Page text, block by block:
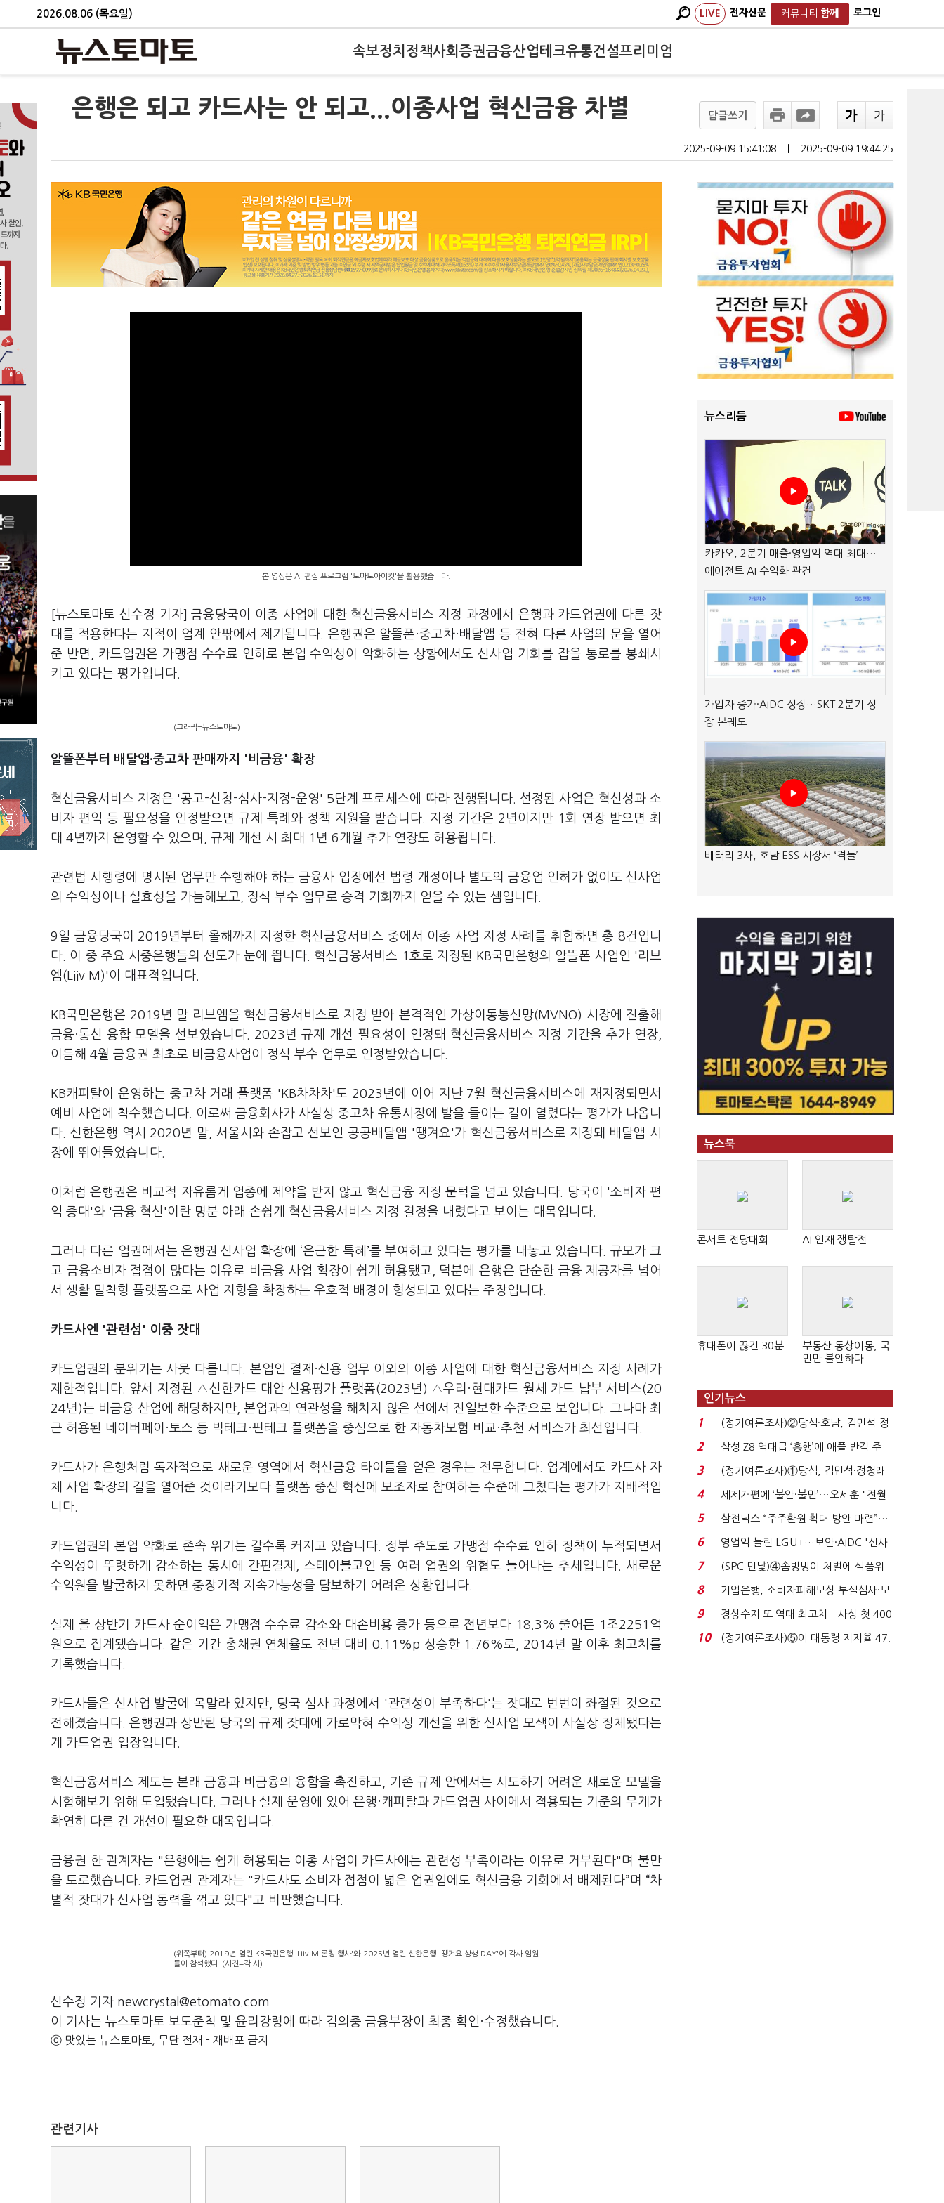
2026.08.06 (목요일) LIVE 전자신문 커뮤니티 함께 로그인
속보정치 정책사회 증권금융산업테크유통건설프리미엄
은행은 되고 카드사는 안 되고...이종사업 혁신금융 차별 답글쓰기
2025-09-09 15:41:08 2025-09-09 19:44:25
본 영상은 AI 편집 프로그램 '토마토아이컷'을 활용했습니다.
[뉴스토마토 신수정 기자] 금융당국이 이종 사업에 대한 혁신금융서비스 지정 과정에서 은행과 카드업권에 다른 잣
대를 적용한다는 지적이 업계 안팎에서 제기됩니다. 은행권은 알뜰폰·중고차·배달앱 등 전혀 다른 사업의 문을 열어
준 반면, 카드업권은 가맹점 수수료 인하로 본업 수익성이 악화하는 상황에서도 신사업 기회를 잡을 통로를 봉쇄시
키고 있다는 평가입니다.
(그래픽=뉴스토마토)
알뜰폰부터 배달앱·중고차 판매까지 '비금융' 확장
혁신금융서비스 지정은 '공고-신청-심사-지정-운영' 5단계 프로세스에 따라 진행됩니다. 선정된 사업은 혁신성과 소
비자 편익 등 필요성을 인정받으면 규제 특례와 정책 지원을 받습니다. 지정 기간은 2년이지만 1회 연장 받으면 최
대 4년까지 운영할 수 있으며, 규제 개선 시 최대 1년 6개월 추가 연장도 허용됩니다.
관련법 시행령에 명시된 업무만 수행해야 하는 금융사 입장에선 법령 개정이나 별도의 금융업 인허가 없이도 신사업
의 수익성이나 실효성을 가늠해보고, 정식 부수 업무로 승격 기회까지 얻을 수 있는 셈입니다.
9일 금융당국이 2019년부터 올해까지 지정한 혁신금융서비스 중에서 이종 사업 지정 사례를 취합하면 총 8건입니
다. 이 중 주요 시중은행들의 선도가 눈에 띕니다. 혁신금융서비스 1호로 지정된 KB국민은행의 알뜰폰 사업인 '리브
엠(Liiv M)'이 대표적입니다.
KB국민은행은 2019년 말 리브엠을 혁신금융서비스로 지정 받아 본격적인 가상이동통신망(MVNO) 시장에 진출해
금융·통신 융합 모델을 선보였습니다. 2023년 규제 개선 필요성이 인정돼 혁신금융서비스 지정 기간을 추가 연장,
이듬해 4월 금융권 최초로 비금융사업이 정식 부수 업무로 인정받았습니다.
KB캐피탈이 운영하는 중고차 거래 플랫폼 'KB차차차'도 2023년에 이어 지난 7월 혁신금융서비스에 재지정되면서
예비 사업에 착수했습니다. 이로써 금융회사가 사실상 중고차 유통시장에 발을 들이는 길이 열렸다는 평가가 나옵니
다. 신한은행 역시 2020년 말, 서울시와 손잡고 선보인 공공배달앱 '땡겨요'가 혁신금융서비스로 지정돼 배달앱 시
장에 뛰어들었습니다.
이처럼 은행권은 비교적 자유롭게 업종에 제약을 받지 않고 혁신금융 지정 문턱을 넘고 있습니다. 당국이 '소비자 편
익 증대'와 '금융 혁신'이란 명분 아래 손쉽게 혁신금융서비스 지정 결정을 내렸다고 보이는 대목입니다.
그러나 다른 업권에서는 은행권 신사업 확장에 ‘은근한 특혜’를 부여하고 있다는 평가를 내놓고 있습니다. 규모가 크
고 금융소비자 접점이 많다는 이유로 비금융 사업 확장이 쉽게 허용됐고, 덕분에 은행은 단순한 금융 제공자를 넘어
서 생활 밀착형 플랫폼으로 사업 지형을 확장하는 우호적 배경이 형성되고 있다는 주장입니다.
카드사엔 '관련성' 이중 잣대
카드업권의 분위기는 사뭇 다릅니다. 본업인 결제·신용 업무 이외의 이종 사업에 대한 혁신금융서비스 지정 사례가
제한적입니다. 앞서 지정된 △신한카드 대안 신용평가 플랫폼(2023년) △우리·현대카드 월세 카드 납부 서비스(20
24년)는 비금융 산업에 해당하지만, 본업과의 연관성을 해치지 않은 선에서 진일보한 수준으로 보입니다. 그나마 최
근 허용된 네이버페이·토스 등 빅테크·핀테크 플랫폼을 중심으로 한 자동차보험 비교·추천 서비스가 최선입니다.
카드사가 은행처럼 독자적으로 새로운 영역에서 혁신금융 타이틀을 얻은 경우는 전무합니다. 업계에서도 카드사 자
체 사업 확장의 길을 열어준 것이라기보다 플랫폼 중심 혁신에 보조자로 참여하는 수준에 그쳤다는 평가가 지배적입
니다.
카드업권의 본업 약화로 존속 위기는 갈수록 커지고 있습니다. 정부 주도로 가맹점 수수료 인하 정책이 누적되면서
수익성이 뚜렷하게 감소하는 동시에 간편결제, 스테이블코인 등 여러 업권의 위협도 늘어나는 추세입니다. 새로운
수익원을 발굴하지 못하면 중장기적 지속가능성을 담보하기 어려운 상황입니다.
실제 올 상반기 카드사 순이익은 가맹점 수수료 감소와 대손비용 증가 등으로 전년보다 18.3% 줄어든 1조2251억
원으로 집계됐습니다. 같은 기간 총채권 연체율도 전년 대비 0.11%p 상승한 1.76%로, 2014년 말 이후 최고치를
기록했습니다.
카드사들은 신사업 발굴에 목말라 있지만, 당국 심사 과정에서 '관련성이 부족하다'는 잣대로 번번이 좌절된 것으로
전해졌습니다. 은행권과 상반된 당국의 규제 잣대에 가로막혀 수익성 개선을 위한 신사업 모색이 사실상 정체됐다는
게 카드업권 입장입니다.
혁신금융서비스 제도는 본래 금융과 비금융의 융합을 촉진하고, 기존 규제 안에서는 시도하기 어려운 새로운 모델을
시험해보기 위해 도입됐습니다. 그러나 실제 운영에 있어 은행·캐피탈과 카드업권 사이에서 적용되는 기준의 무게가
확연히 다른 건 개선이 필요한 대목입니다.
금융권 한 관계자는 "은행에는 쉽게 허용되는 이종 사업이 카드사에는 관련성 부족이라는 이유로 거부된다"며 불만
을 토로했습니다. 카드업권 관계자는 "카드사도 소비자 접점이 넓은 업권임에도 혁신금융 기회에서 배제된다”며 “차
별적 잣대가 신사업 동력을 꺾고 있다"고 비판했습니다.
(위쪽부터) 2019년 열린 KB국민은행 'Liiv M 론칭 행사'와 2025년 열린 신한은행 '땡겨요 상생 DAY'에 각사 임원
들이 참석했다. (사진=각 사)
신수정 기자 newcrystal@etomato.com
이 기사는 뉴스토마토 보도준칙 및 윤리강령에 따라 김의중 금융부장이 최종 확인·수정했습니다.
ⓒ 맛있는 뉴스토마토, 무단 전재 - 재배포 금지
관련기사
뉴스리듬
카카오, 2분기 매출·영업익 역대 최대…
에이전트 AI 수익화 관건
가입자 증가·AIDC 성장…SKT 2분기 성
장 본궤도
배터리 3사, 호남 ESS 시장서 ‘격돌’
뉴스북
콘서트 전당대회 AI 인재 쟁탈전
휴대폰이 끊긴 30분
부동산 동상이몽, 국
민만 불안하다
인기뉴스
1
(정기여론조사)②당심·호남, 김민석-정
청래 '초접전'...
2
삼성 Z8 역대급 ‘흥행’에 애플 반격 주
목…9월 ‘폴...
3
(정기여론조사)①당심, 김민석·정청래
'초접전'…대통령 ...
4
세제개편에 ‘불안·불만’…오세훈 "전월
세 구하기 더 ...
5
삼전닉스 “주주환원 확대 방안 마련”…
로이터에 성명...
6
영업익 늘린 LGU+…보안·AIDC '신사
업 드라이브'...
7
(SPC 민낯)④솜방망이 처벌에 식품위
생법 위반 반복...
8
기업은행, 소비자피해보상 부실심사·보
이스피싱 공시 ...
9
경상수지 또 역대 최고치…사상 첫 400
억달러에 '3% 성...
10
(정기여론조사)⑤이 대통령 지지율 47.